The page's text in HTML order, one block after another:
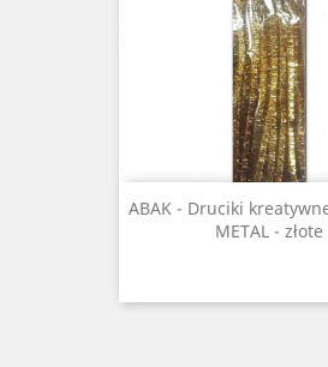
ABAK - Druciki
METAL - złote